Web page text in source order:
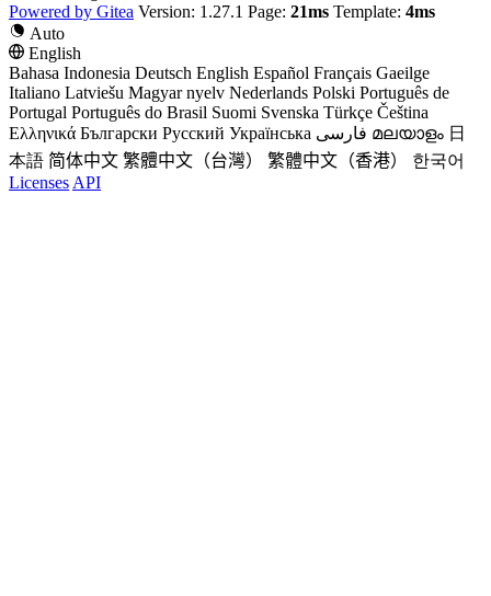
Powered by Gitea Version: 1.27.1 Page: 21ms Template: 4ms
Auto
English
Bahasa Indonesia Deutsch English Español Français Gaeilge
Italiano Latviešu Magyar nyelv Nederlands Polski Português de
Portugal Português do Brasil Suomi Svenska Türkçe Čeština
Ελληνικά Български Русский Українська فارسی മലയാളം 日
本語 简体中文 繁體中文（台灣） 繁體中文（香港）
한국어
Licenses API